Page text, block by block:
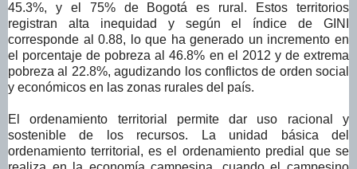
45.3%, y el 75% de Bogotá es rural. Estos territorios
registran alta inequidad y según el índice de GINI
corresponde al 0.88, lo que ha generado un incremento en
el porcentaje de pobreza al 46.8% en el 2012 y de extrema
pobreza al 22.8%, agudizando los conflictos de orden social
y económicos en las zonas rurales del país.
El ordenamiento territorial permite dar uso racional y
sostenible de los recursos. La unidad básica del
ordenamiento territorial, es el ordenamiento predial que se